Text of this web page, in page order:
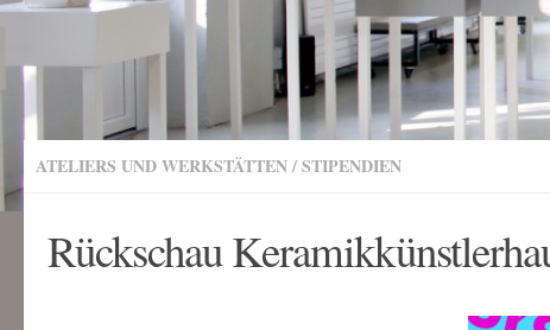
ATELIERS UND WERKSTÄTTEN/STIPENDIEN
Rückschau